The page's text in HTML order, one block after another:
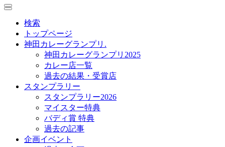
toggle
toggle
navigation
検索
トップページ
神田カレーグランプリ.
神田カレーグランプリ2025
カレー店一覧
過去の結果・受賞店
スタンプラリー
スタンプラリー2026
マイスター特典
バディ賞 特典
過去の記事
企画イベント